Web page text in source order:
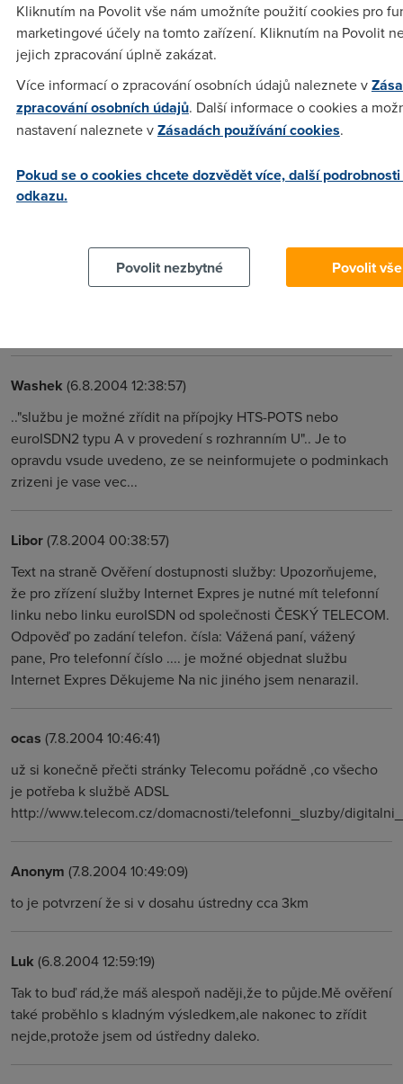
Anonym(7.8.2004 10:28:40)
nemusíš mít ISDN, ale když už ho máš, musí být typz
ISDN2U, jinak DASL zprovoznit nejde
Anonym(6.8.2004 07:12:38)
nevím jak kod, ale mozna by stacilo cist....vsechno to tam na
tom webu maj napsany.....
(6.8.2004 12:32:59)
ses asi debil nebo neschopny hovado proc to nemuzes mit
Washek (6.8.2004 12:38:57)
.."službu je možné zřídit na přípojky HTS-POTS nebo
euroISDN2 typu A v provedení s rozhranním U".. Je to
opravdu vsude uvedeno, ze se neinformujete o podminkach
zrizeni je vase vec...
Libor(7.8.2004 00:38:57)
Text na straně Ověření dostupnosti služby: Upozorňujeme,
že pro zřízení služby Internet Expres je nutné mít telefonní
linku nebo linku euroISDN od společnosti ČESKÝ TELECOM.
Odpověď po zadání telefon. čísla: Vážená paní, vážený
pane, Pro telefonní číslo .... je možné objednat službu
Internet Expres Děkujeme Na nic jiného jsem nenarazil.
ocas (7.8.2004 10:46:41)
už si konečně přečti stránky Telecomu pořádně ,co všecho
je potřeba k službě ADSL
http://www.telecom.cz/domacnosti/telefonni_sluzby/
Anonym (7.8.2004 10:49:09)
to je potvrzení že si v dosahu ústredny cca 3km
Luk (6.8.2004 12:59:19)
Tak to buď rád,že máš alespoň naději,že to půjde.Mě ověření
také proběhlo s kladným výsledkem,ale nakonec to zřídit
nejde,protože jsem od ústředny daleko.
Kliknutím na Povolit vše nám umožníte použití cookies pro
marketingové účely na tomto zařízení. Kliknutím na Povolit
jejich zpracování úplně zakázat.
Více informací o zpracování osobních údajů naleznete v
zpracování osobních údajů. Další informace o cookies a
nastavení naleznete vZásadách používání cookies.
Pokud se o cookies chcete dozvědět více, další
odkazu.
Povolit nezbytné Povolit vše